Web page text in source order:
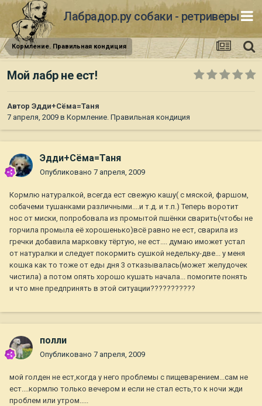
Лабрадор.ру собаки - ретриверы
Кормление. Правильная кондиция
Мой лабр не ест!
Автор Эдди+Сёма=Таня
7 апреля, 2009 в Кормление. Правильная кондиция
Эдди+Сёма=Таня
Опубликовано 7 апреля, 2009
Кормлю натуралкой, всегда ест свежую кашу( с мяской, фаршом,
собачеми тушанками различными....и т.д. и т.п.) Теперь воротит
нос от миски, попробовала из промытой пшёнки сварить(чтобы не
горчила промыла её хорошенько)всё равно не ест, сварила из
гречки добавила марковку тёртую, не ест.... думаю иможет устал
от натуралки и следует покормить сушкой недельку-две... у меня
кошка как то тоже от еды дня 3 отказывалась(может желудочек
чистила) а потом опять хорошо кушать начала... помогите понять
и что мне предпринять в этой ситуации???????????
полли
Опубликовано 7 апреля, 2009
мой голден не ест,когда у него проблемы с пищеварением...сам не
ест....кормлю только вечером и если не стал есть,то к ночи жди
проблем или утром.....